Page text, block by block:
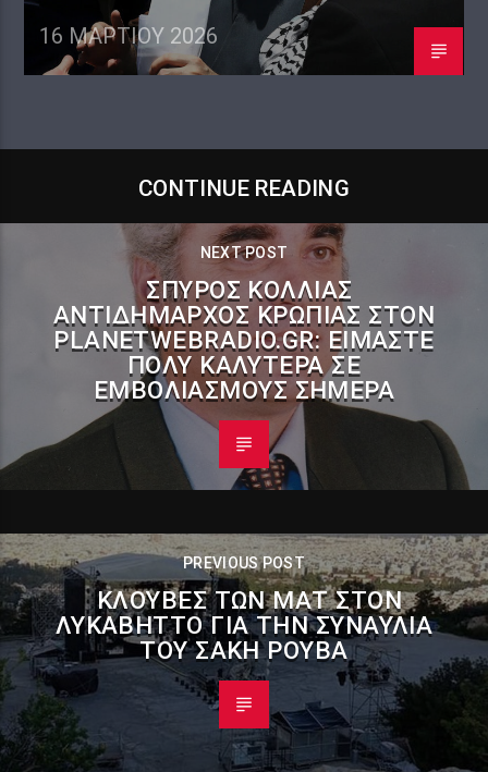
16 ΜΑΡΤΊΟΥ 2026
CONTINUE READING
NEXT POST
ΣΠΎΡΟΣ ΚΌΛΛΙΑΣ
ΑΝΤΙΔΉΜΑΡΧΟΣ ΚΡΩΠΊΑΣ ΣΤΟΝ
PLANETWEBRADIO.GR: ΕΊΜΑΣΤΕ
ΠΟΛΎ ΚΑΛΎΤΕΡΑ ΣΕ
ΕΜΒΟΛΙΑΣΜΟΎΣ ΣΉΜΕΡΑ
PREVIOUS POST
ΚΛΟΎΒΕΣ ΤΩΝ ΜΑΤ ΣΤΟΝ
ΛΥΚΑΒΗΤΤΌ ΓΙΑ ΤΗΝ ΣΥΝΑΥΛΊΑ
ΤΟΥ ΣΆΚΗ ΡΟΎΒΑ